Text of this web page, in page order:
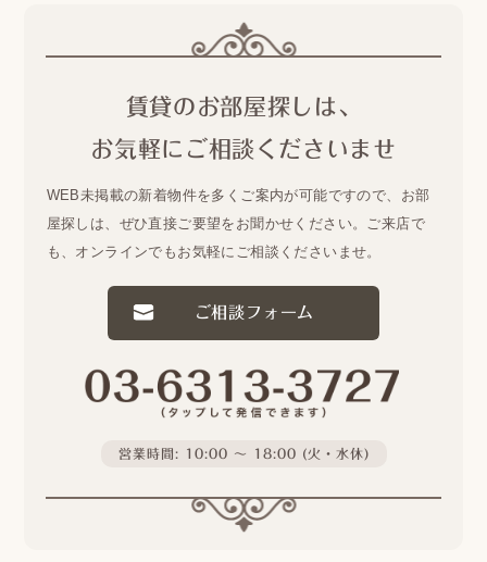
賃貸のお部屋探しは、
お気軽にご相談くださいませ
WEB未掲載の新着物件を多くご案内が可能ですので、 お部
屋探しは、ぜひ直接ご要望をお聞かせください。
ご来店で
も、オンラインでもお気軽にご相談くださいませ。
ご相談フォーム
営業時間: 10:00 〜 18:00 (火・水休)